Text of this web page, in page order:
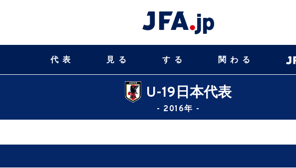
代表 見る する 関わる
U-19日本代表
- 2016年 -